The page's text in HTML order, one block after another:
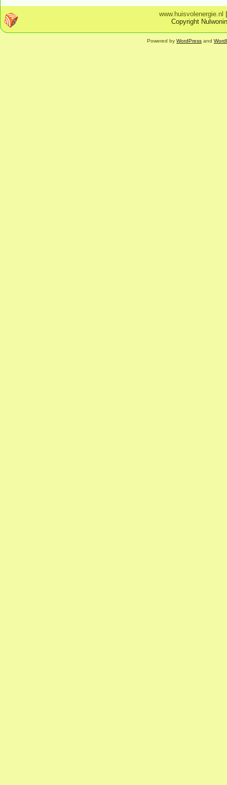
www.huisvolenergie.nl
Copyright
Powered by WordPress and